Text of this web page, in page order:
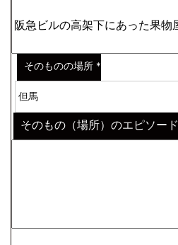
そのものの場所 *
そのもの（場所）のエピソード